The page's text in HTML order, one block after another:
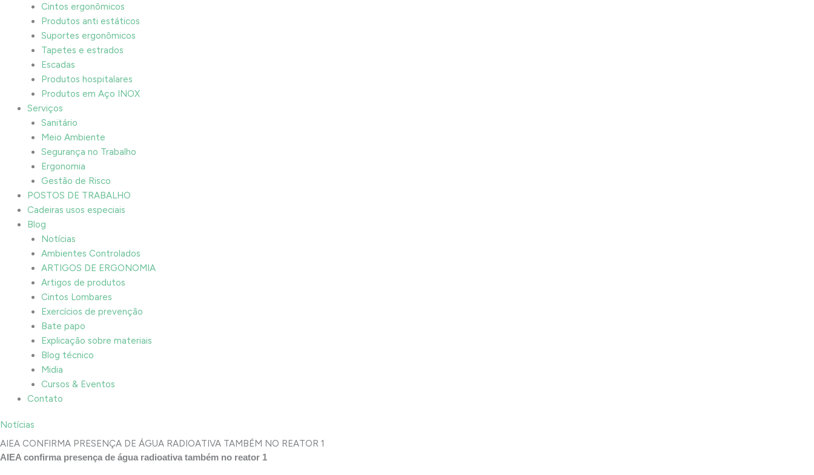
Cintos ergonômicos
Produtos anti estáticos
Suportes ergonômicos
Tapetes e estrados
Escadas
Produtos hospitalares
Produtos em Aço INOX
Serviços
Sanitário
Meio Ambiente
Segurança no Trabalho
Ergonomia
Gestão de Risco
POSTOS DE TRABALHO
Cadeiras usos especiais
Blog
Notícias
Ambientes Controlados
ARTIGOS DE ERGONOMIA
Artigos de produtos
Cintos Lombares
Exercícios de prevenção
Bate papo
Explicação sobre materiais
Blog técnico
Midia
Cursos & Eventos
Contato
Notícias
AIEA CONFIRMA PRESENÇA DE ÁGUA RADIOATIVA TAMBÉM NO REATOR 1
AIEA confirma presença de água radioativa também no reator 1